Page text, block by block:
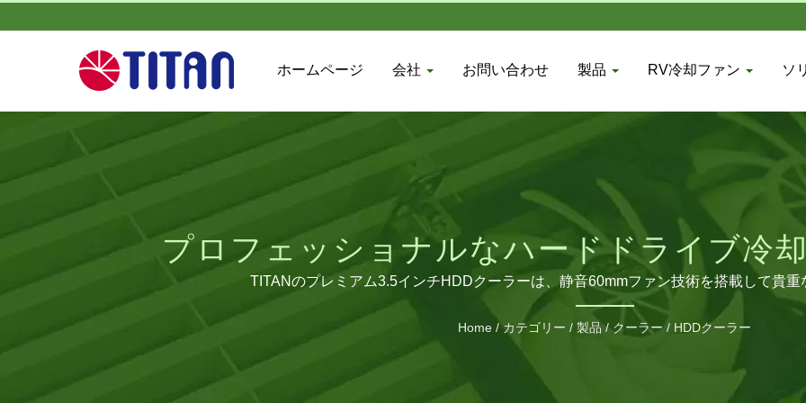
ホームページ 会社 お問い合わせ 製品 RV冷却ファン ソ
プロフェッショナルなハードドライブ冷
TITANのプレミアム3.5インチHDDクーラーは、静音60mmファン技術を搭載して貴
Home / カテゴリー / 製品 / クーラー / HDDクーラー